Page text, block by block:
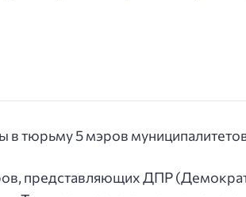
представляющих ДПР